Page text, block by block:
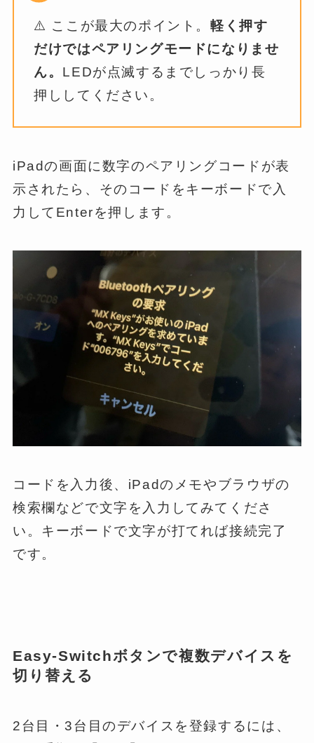
⚠️ ここが最大のポイント。軽く押す
だけではペアリングモードになりませ
ん。 LEDが点滅するまでしっかり長
押ししてください。
iPadの画面に数字のペアリングコードが表
示されたら、そのコードをキーボードで入
力してEnterを押します。
コードを入力後、iPadのメモやブラウザの
検索欄などで文字を入力してみてくださ
い。キーボードで文字が打てれば接続完了
です。
Easy-Switchボタンで複数デバイスを
切り替える
2台目・3台目のデバイスを登録するには、